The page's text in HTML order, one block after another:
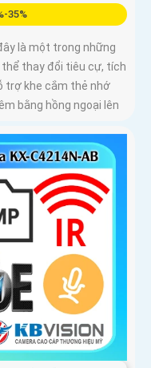
35%
là một trong những
thay đổi tiêu cự, tích
trợ khe cắm thẻ nhớ
bằng hồng ngoại lên